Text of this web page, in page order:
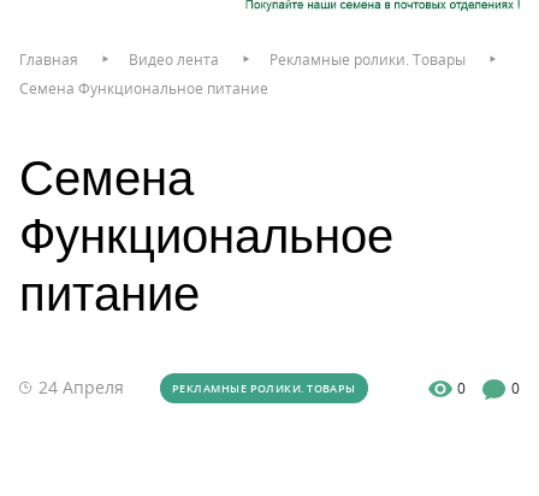
Главная Видео лента
Рекламные ролики. Товары
Семена Функциональное питание
Семена
Функциональное
питание
24 Апреля РЕКЛАМНЫЕ РОЛИКИ. ТОВАРЫ 0 0